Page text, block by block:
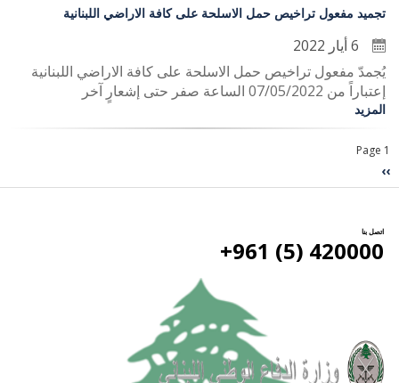
تجميد مفعول تراخيص حمل الاسلحة على كافة الاراضي اللبنانية
يُجمدّ مفعول تراخيص حمل الاسلحة على كافة الاراضي اللبنانية
إعتباراً من 07/05/2022 الساعة صفر حتى إشعارٍ آخر
المزيد
Pagination
Page 1
الصفحة
التالية
››
اتصل بنا
420000 (5) 961+